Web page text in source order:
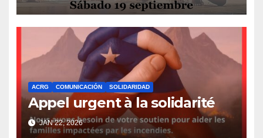
ACRG COMUNICACIÓN SOLIDARIDAD
Appel urgent à la solidarité
JAN 22, 2026